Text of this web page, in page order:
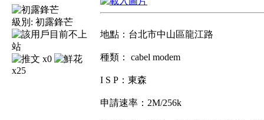
級別: 初露鋒芒
x0
x25
地點：台北市中山區龍江路
種類： cabel modem
I S P：東森
申請速率：2M/256k